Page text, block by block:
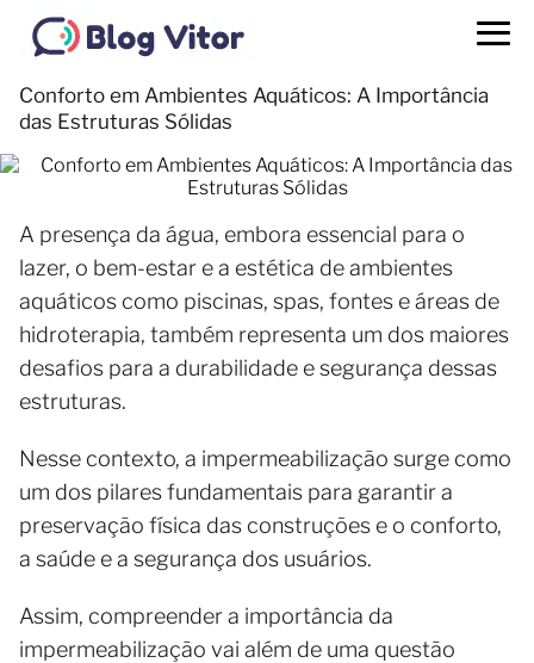
Conforto em Ambientes Aquáticos: A Importância
das Estruturas Sólidas
A presença da água, embora essencial para o
lazer, o bem-estar e a estética de ambientes
aquáticos como piscinas, spas, fontes e áreas de
hidroterapia, também representa um dos maiores
desafios para a durabilidade e segurança dessas
estruturas.
Nesse contexto, a impermeabilização surge como
um dos pilares fundamentais para garantir a
preservação física das construções e o conforto,
a saúde e a segurança dos usuários.
Assim, compreender a importância da
impermeabilização vai além de uma questão